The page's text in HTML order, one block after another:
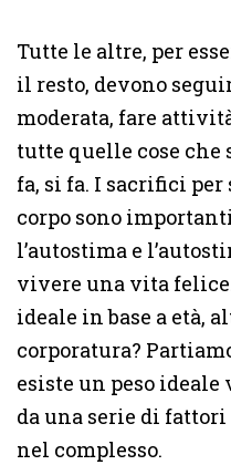
Tutte le altre, per
il resto, devono
moderata, fare
tutte quelle cose che
fa, si fa. I sacrifici
corpo sono
l’autostima e
vivere una vita
ideale in base a età,
corporatura?
esiste un peso
da una serie di
nel complesso.